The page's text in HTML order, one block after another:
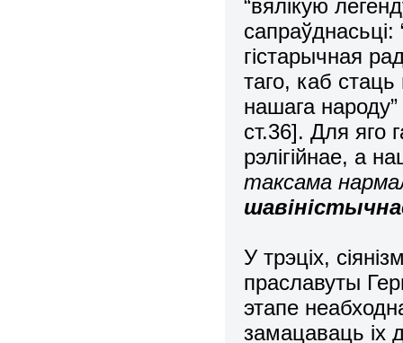
“вялікую
гістарычная
таго, каб
нашага
ст.36]. Для яго
рэлігійнае, а
таксама
У трэціх,
праславуты
этапе
замацаваць іх